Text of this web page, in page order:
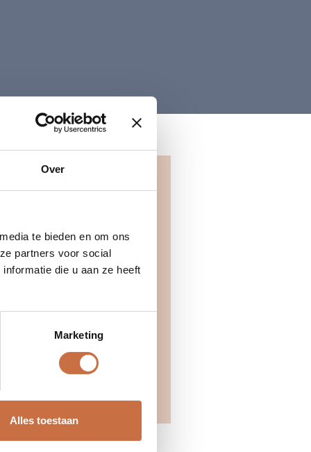
Over
te bieden en om ons
partners voor social
die u aan ze heeft
Marketing
Alles toestaan